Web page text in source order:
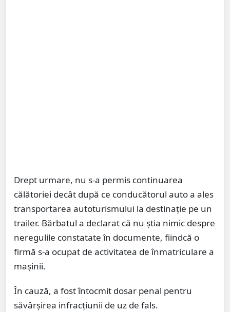
Drept urmare, nu s-a permis continuarea
călătoriei decât după ce conducătorul auto a ales
transportarea autoturismului la destinaţie pe un
trailer. Bărbatul a declarat că nu ştia nimic despre
neregulile constatate în documente, fiindcă o
firmă s-a ocupat de activitatea de înmatriculare a
maşinii.
În cauză, a fost întocmit dosar penal pentru
săvârşirea infracţiunii de uz de fals.